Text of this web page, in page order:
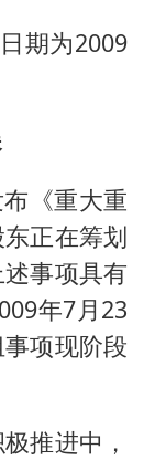
期为2009
《重大重
正在筹划
事项具有
年7月23
项现阶段
推进中，